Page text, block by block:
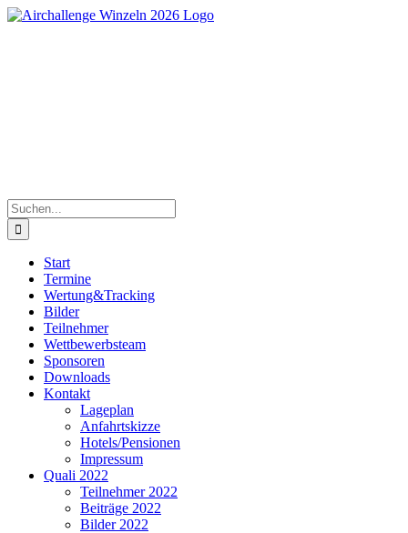
Zum
Suche
nach:
Start
Termine
Wertung&Tracking
Bilder
Teilnehmer
Wettbewerbsteam
Sponsoren
Downloads
Kontakt
Lageplan
Anfahrtskizze
Hotels/Pensionen
Impressum
Quali 2022
Teilnehmer 2022
Beiträge 2022
Bilder 2022